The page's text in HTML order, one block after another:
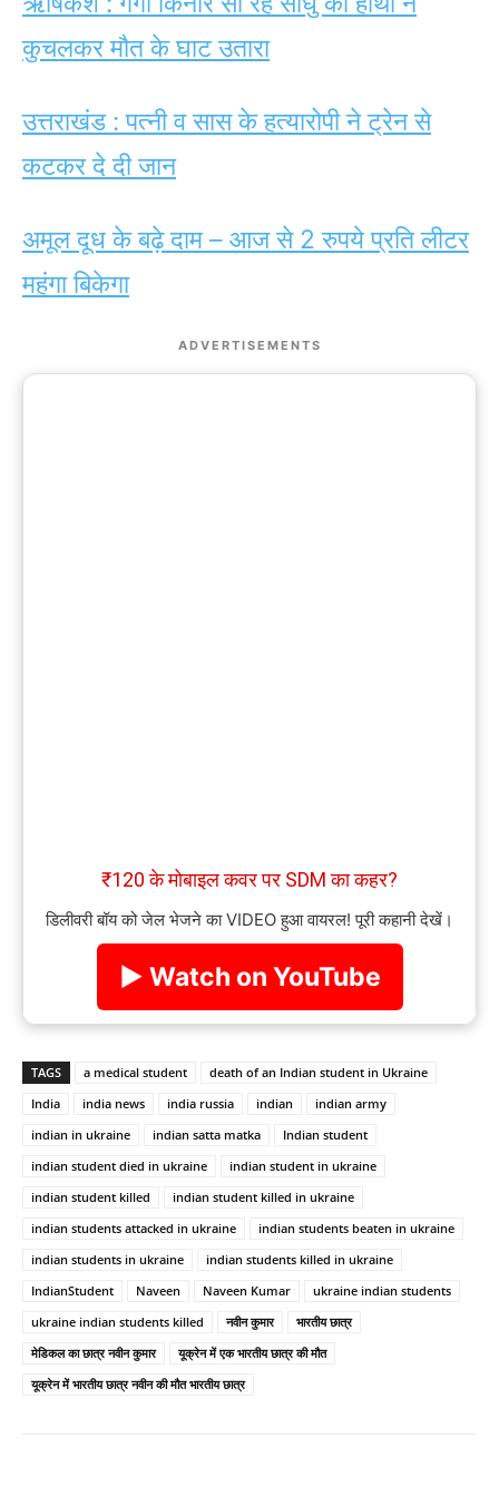
कुचलकर मौत के घाट उतारा
उत्तराखंड : पत्नी व सास के हत्यारोपी ने ट्रेन से
कटकर दे दी जान
अमूल दूध के बढ़े दाम – आज से 2 रुपये प्रति लीटर
महंगा बिकेगा
ADVERTISEMENTS
₹120 के मोबाइल कवर पर SDM का कहर?
डिलीवरी बॉय को जेल भेजने का VIDEO हुआ वायरल! पूरी कहानी देखें।
▶ Watch on YouTube
TAGS a medical student
death of an Indian student in Ukraine
India
india news india russia indian
indian army
indian in ukraine
indian satta matka
Indian student
indian student died in ukraine
indian student in ukraine
indian student killed
indian student killed in ukraine
indian students attacked in ukraine
indian students beaten in ukraine
indian students in ukraine
indian students killed in ukraine
IndianStudent
Naveen Naveen Kumar
ukraine indian students
ukraine indian students killed
नवीन कुमार
भारतीय छात्र
मेडिकल का छात्र नवीन कुमार
यूक्रेन में एक भारतीय छात्र की मौत
यूक्रेन में भारतीय छात्र नवीन की मौत भारतीय छात्र